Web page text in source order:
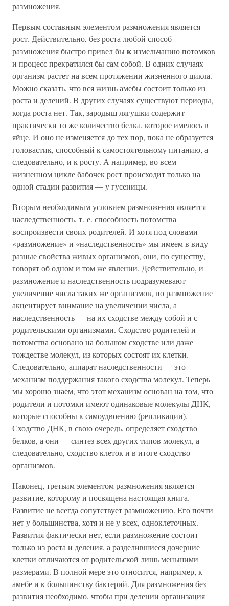
размножения.
Первым составным элементом размножения является
рост. Действительно, без роста любой способ
размножения быстро привел быкизмельчанию потомков
и процесс прекратился бы сам собой. В одних случаях
организм растет на всем протяжении жизненного цикла.
Можно сказать, что вся жизнь амебы состоит только из
роста и делений. В других случаях существуют периоды,
когда роста нет. Так, зародыш лягушки содержит
практически то же количество белка, которое имелось в
яйце. И оно не изменяется до тех пор, пока не образуется
головастик, способный к самостоятельному питанию, а
следовательно, и к росту. А например, во всем
жизненном цикле бабочек рост происходит только на
одной стадии развития — у гусеницы.
Вторым необходимым условием размножения является
наследственность, т. е. способность потомства
воспроизвести своих родителей. И хотя под словами
«размножение» и «наследственность» мы имеем в виду
разные свойства живых организмов, они, по существу,
говорят об одном и том же явлении. Действительно, и
размножение и наследственность подразумевают
увеличение числа таких же организмов, но размножение
акцентирует внимание на увеличении числа, а
наследственность — на их сходстве между собой и с
родительскими организмами. Сходство родителей и
потомства основано на большом сходстве или даже
тождестве молекул, из которых состоят их клетки.
Следовательно, аппарат наследственности — это
механизм поддержания такого сходства молекул. Теперь
мы хорошо знаем, что этот механизм основан на том, что
родители и потомки имеют одинаковые молекулы ДНК,
которые способны к самоудвоению (репликации).
Сходство ДНК, в свою очередь, определяет сходство
белков, а они — синтез всех других типов молекул, а
следовательно, сходство клеток и в итоге сходство
организмов.
Наконец, третьим элементом размножения является
развитие, которому и посвящена настоящая книга.
Развитие не всегда сопутствует размножению. Его почти
нет у большинства, хотя и не у всех, одноклеточных.
Развития фактически нет, если размножение состоит
только из роста и деления, а разделившиеся дочерние
клетки отличаются от родительской лишь меньшими
размерами. В полной мере это относится, например, к
амебе и к большинству бактерий. Для размножения без
развития необходимо, чтобы при делении организация